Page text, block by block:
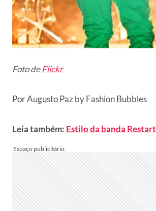
Foto deFlickr
Por Augusto Paz by Fashion Bubbles
Leia também: Estilo da banda Restart